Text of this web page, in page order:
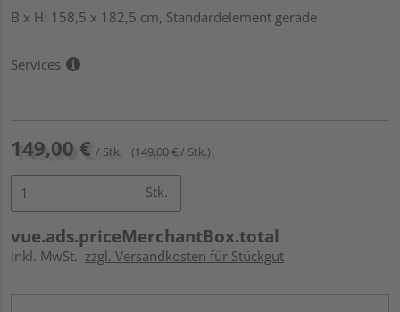
B x H: 158,5 x 182,5 cm, Standardelement gerade
Services
149,00 € / Stk. (149,00 € / Stk.)
Stk.
vue.ads.priceMerchantBox.total
inkl. MwSt. zzgl. Versandkosten für Stückgut